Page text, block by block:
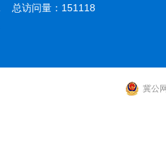
总访问量：151118
冀公